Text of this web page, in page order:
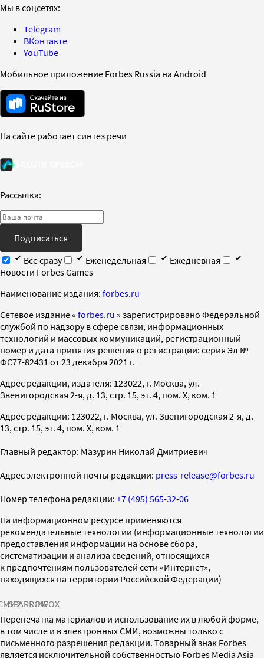
Мы в соцсетях:
Telegram
ВКонтакте
YouTube
Мобильное приложение Forbes Russia на Android
На сайте работает синтез речи
Рассылка:
Подписаться
Все сразу
Еженедельная
Ежедневная
Новости Forbes Games
Наименование издания: forbes.ru
Cетевое издание « forbes.ru » зарегистрировано Федеральной
службой по надзору в сфере связи, информационных
технологий и массовых коммуникаций, регистрационный
номер и дата принятия решения о регистрации: серия Эл №
ФС77-82431 от 23 декабря 2021 г.
Адрес редакции, издателя: 123022, г. Москва, ул.
Звенигородская 2-я, д. 13, стр. 15, эт. 4, пом. X, ком. 1
Адрес редакции: 123022, г. Москва, ул. Звенигородская 2-я, д.
13, стр. 15, эт. 4, пом. X, ком. 1
Главный редактор: Мазурин Николай Дмитриевич
Адрес электронной почты редакции: press-release@forbes.ru
Номер телефона редакции: +7 (495) 565-32-06
На информационном ресурсе применяются
рекомендательные технологии (информационные технологии
предоставления информации на основе сбора,
систематизации и анализа сведений, относящихся
к предпочтениям пользователей сети «Интернет»,
находящихся на территории Российской Федерации)
SPARROWINFOX
Перепечатка материалов и использование их в любой форме,
в том числе и в электронных СМИ, возможны только с
письменного разрешения редакции. Товарный знак Forbes
является исключительной собственностью Forbes Media Asia